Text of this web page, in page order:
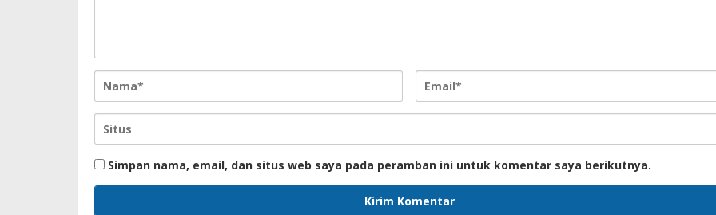
Simpan nama, email, dan situs web saya pada peramban ini untuk komentar saya berikutnya.